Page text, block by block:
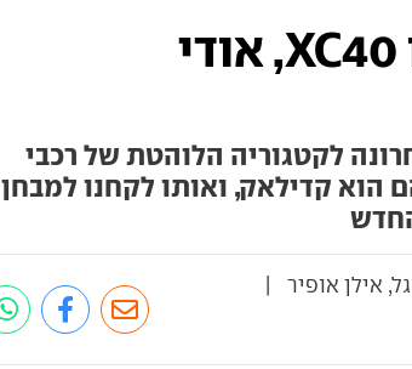
מבחן השוואתי: וולוו XC40, אודי
לקטגוריה הלוהטת של רכבי
הוא קדילאק, ואותו לקחנו למבחן
אילן אופיר |